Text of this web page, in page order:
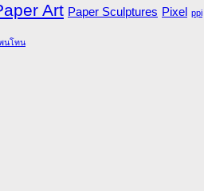
Art Paper Sculptures Pixel ppi
นโทน